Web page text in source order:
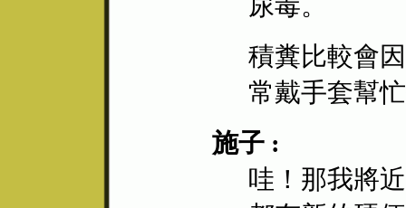
積糞比較會
常戴手套幫
施子 :
哇！那我將